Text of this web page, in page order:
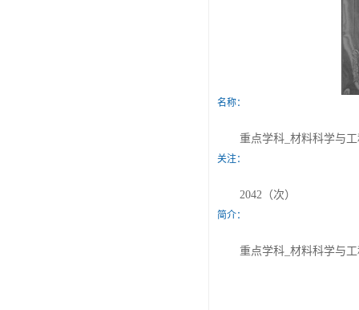
名称：
重点学科_材料科学与
关注：
2042（次）
简介：
重点学科_材料科学与